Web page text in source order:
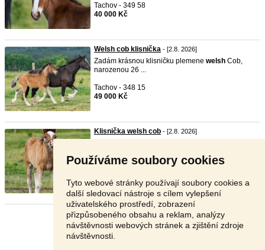
Používáme soubory cookies
Tyto webové stránky používají soubory cookies a
další sledovací nástroje s cílem vylepšení
uživatelského prostředí, zobrazení
přizpůsobeného obsahu a reklam, analýzy
návštěvnosti webových stránek a zjištění zdroje
návštěvnosti.
Tachov - 349 58
40 000 Kč
Welsh cob klisnička - [2.8. 2026]
Zadám krásnou klisničku plemene welsh Cob,
narozenou 26 ...
Tachov - 348 15
49 000 Kč
Klisnička welsh cob - [2.8. 2026]
49 000 Kč
Stránka: 1 2 3 Další